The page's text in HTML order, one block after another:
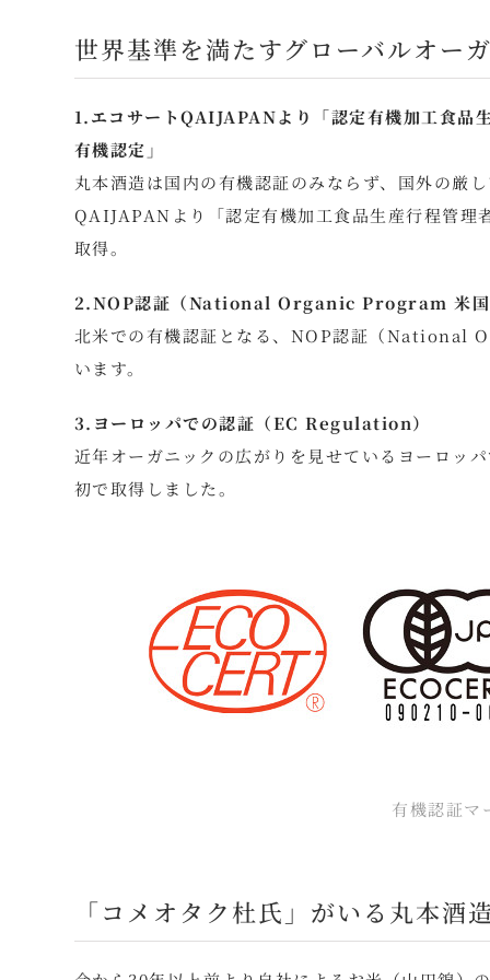
世界基準を満たすグローバルオー
1.エコサートQAIJAPANより「認定有機加工食品
有機認定」
丸本酒造は国内の有機認証のみならず、国外の厳
QAIJAPANより「認定有機加工食品生産行程管理
取得。
2.NOP認証（National Organic Program 米国
北米での有機認証となる、NOP認証（National
います。
3.ヨーロッパでの認証（EC Regulation）
近年オーガニックの広がりを見せているヨーロ
初で取得しました。
有機認証
「コメオタク杜氏」がいる丸本酒